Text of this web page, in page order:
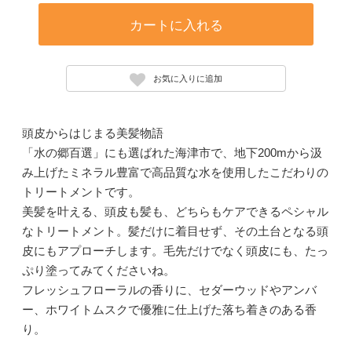
カートに入れる
お気に入りに追加
頭皮からはじまる美髪物語
「水の郷百選」にも選ばれた海津市で、地下200mから汲
み上げたミネラル豊富で高品質な水を使用したこだわりの
トリートメントです。
美髪を叶える、頭皮も髪も、どちらもケアできるペシャル
なトリートメント。髪だけに着目せず、その土台となる頭
皮にもアプローチします。毛先だけでなく頭皮にも、たっ
ぷり塗ってみてくださいね。
フレッシュフローラルの香りに、セダーウッドやアンバ
ー、ホワイトムスクで優雅に仕上げた落ち着きのある香
り。